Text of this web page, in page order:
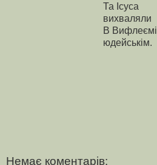
Та Ісуса
вихваляли
В Вифлеємі
юдейськім.
Немає коментарів: